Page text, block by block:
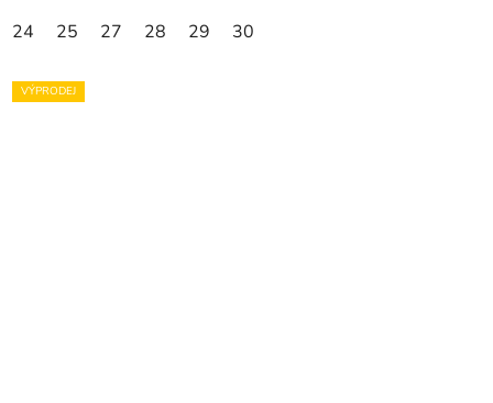
24 25 27 28 29 30
VÝPRODEJ